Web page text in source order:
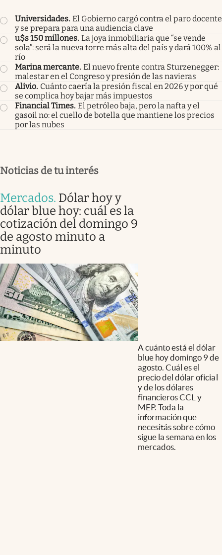
Universidades. El Gobierno cargó contra el paro docente
y se prepara para una audiencia clave
u$s 150 millones. La joya inmobiliaria que “se vende
sola”: será la nueva torre más alta del país y dará 100% al
río
Marina mercante. El nuevo frente contra Sturzenegger:
malestar en el Congreso y presión de las navieras
Alivio. Cuánto caería la presión fiscal en 2026 y por qué
se complica hoy bajar más impuestos
Financial Times. El petróleo baja, pero la nafta y el
gasoil no: el cuello de botella que mantiene los precios
por las nubes
Noticias de tu interés
Mercados. Dólar hoy y
dólar blue hoy: cuál es la
cotización del domingo 9
de agosto minuto a
minuto
A cuánto está el dólar
blue hoy domingo 9 de
agosto. Cuál es el
precio del dólar oficial
y de los dólares
financieros CCL y
MEP. Toda la
información que
necesitás sobre cómo
sigue la semana en los
mercados.